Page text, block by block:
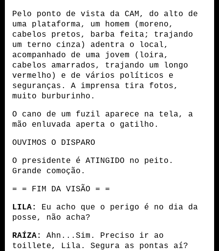
Pelo ponto de vista da CAM, do alto de
uma plataforma, um homem (moreno,
cabelos pretos, barba feita; trajando
um terno cinza) adentra o local,
acompanhado de uma jovem (loira,
cabelos amarrados, trajando um longo
vermelho) e de vários políticos e
seguranças. A imprensa tira fotos,
muito burburinho.
O cano de um fuzil aparece na tela, a
mão enluvada aperta o gatilho.
OUVIMOS O DISPARO
O presidente é ATINGIDO no peito.
Grande comoção.
= = FIM DA VISÃO = =
LILA:
Eu acho que o perigo é no dia da
posse, não acha?
RAÍZA:
Ahn...Sim. Preciso ir ao
toillete, Lila. Segura as pontas aí?